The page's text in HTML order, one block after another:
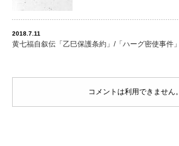
2018.7.11
黄七福自叙伝「乙巳保護条約」/「ハーグ密使事件」
コメントは利用できません。